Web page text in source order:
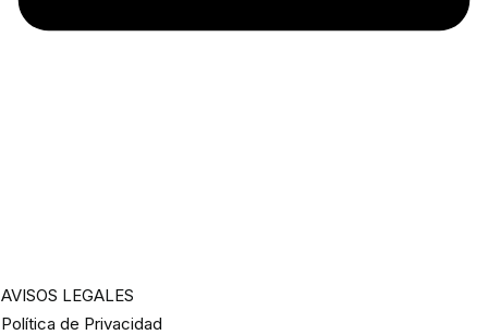
AVISOS LEGALES
Política de Privacidad